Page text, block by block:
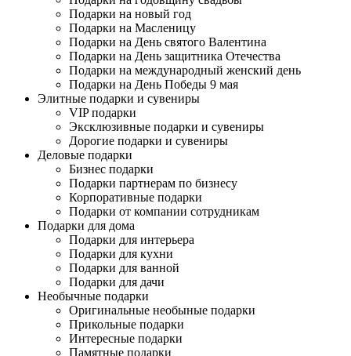
Подарки на новый год
Подарки на Масленицу
Подарки на День святого Валентина
Подарки на День защитника Отечества
Подарки на международный женский день
Подарки на День Победы 9 мая
Элитные подарки и сувениры
VIP подарки
Эксклюзивные подарки и сувениры
Дорогие подарки и сувениры
Деловые подарки
Бизнес подарки
Подарки партнерам по бизнесу
Корпоративные подарки
Подарки от компании сотрудникам
Подарки для дома
Подарки для интерьера
Подарки для кухни
Подарки для ванной
Подарки для дачи
Необычные подарки
Оригинальные необыные подарки
Прикольные подарки
Интересные подарки
Памятные подарки